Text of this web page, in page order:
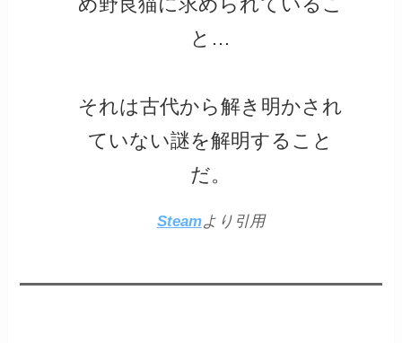
め野良猫に求められているこ
と…
それは古代から解き明かされ
ていない謎を解明すること
だ。
Steamより引用